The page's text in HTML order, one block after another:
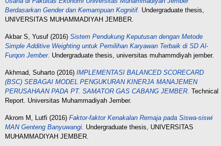
Berdasarkan Gender dan Kemampuan Kognitif. Undergraduate thesis,
UNIVERSITAS MUHAMMADIYAH JEMBER.
Akbar S, Yusuf (2016) Sistem Pendukung Keputusan dengan Metode
Simple Additive Weighting untuk Pemilihan Karyawan Terbaik di SD Al-
Furqon Jember. Undergraduate thesis, universitas muhammdiyah jember.
Akhmad, Suharto (2016) IMPLEMENTASI BALANCED SCORECARD
(BSC) SEBAGAI MODEL PENGUKURAN KINERJA MANAJEMEN
PERUSAHAAN PADA PT. SAMATOR GAS CABANG JEMBER. Technical
Report. Universitas Muhammadiyah Jember.
Akrom M, Lutfi (2016) Faktor-faktor Kenakalan Remaja pada Siswa-siswi
MAN Genteng Banyuwangi. Undergraduate thesis, UNIVERSITAS
MUHAMMADIYAH JEMBER.